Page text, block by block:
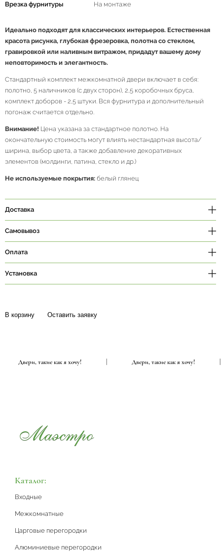
Врезка фурнитуры
На монтаже
Идеально подходят для классических интерьеров. Естественная
красота рисунка, глубокая фрезеровка, полотна со стеклом,
гравировкой или наливным витражом, придадут вашему дому
неповторимость и элегантность.
Стандартный комплект межкомнатной двери включает в себя:
полотно, 5 наличников (с двух сторон), 2,5 коробочных бруса,
комплект доборов - 2,5 штуки. Вся фурнитура и дополнительный
погонаж считается отдельно.
Внимание! Цена указана за стандартное полотно. На
окончательную стоимость могут влиять нестандартная высота/
ширина, выбор цвета, а также добавление декоративных
элементов (молдинги, патина, стекло и др.)
Не используемые покрытия: белый глянец
Доставка
Самовывоз
Оплата
Установка
В корзину Оставить заявку
Двери, такие как я хочу! Двери, такие как я хочу!
Каталог:
Входные
Межкомнатные
Царговые перегородки
Алюминиевые перегородки